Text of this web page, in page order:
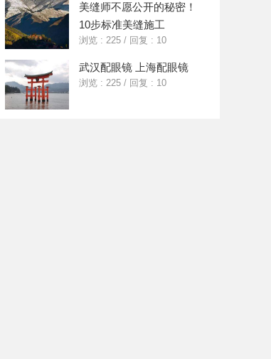
美缝师不愿公开的秘密！
10步标准美缝施工
浏览 : 225 / 回复 : 10
武汉配眼镜 上海配眼镜
浏览 : 225 / 回复 : 10